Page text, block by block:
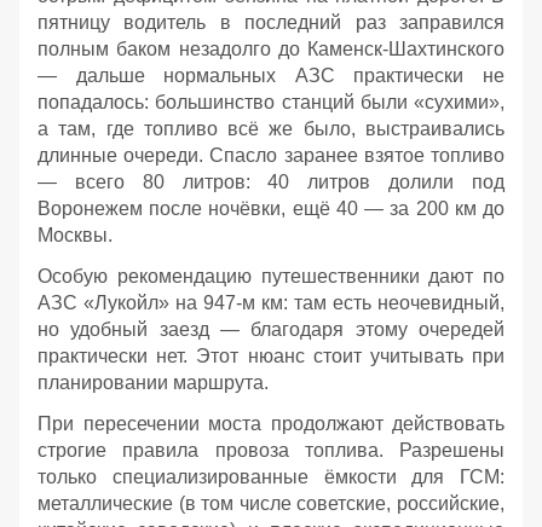
пятницу водитель в последний раз заправился
полным баком незадолго до Каменск‑Шахтинского
— дальше нормальных АЗС практически не
попадалось: большинство станций были «сухими»,
а там, где топливо всё же было, выстраивались
длинные очереди. Спасло заранее взятое топливо
— всего 80 литров: 40 литров долили под
Воронежем после ночёвки, ещё 40 — за 200 км до
Москвы.
Особую рекомендацию путешественники дают по
АЗС «Лукойл» на 947‑м км: там есть неочевидный,
но удобный заезд — благодаря этому очередей
практически нет. Этот нюанс стоит учитывать при
планировании маршрута.
При пересечении моста продолжают действовать
строгие правила провоза топлива. Разрешены
только специализированные ёмкости для ГСМ:
металлические (в том числе советские, российские,